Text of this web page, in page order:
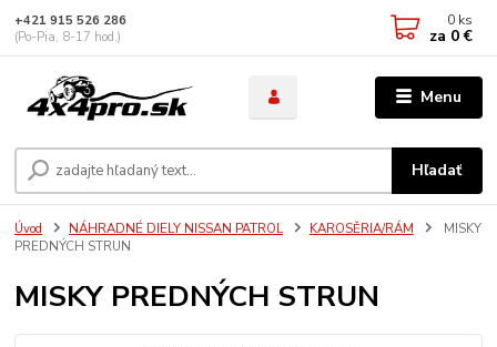
Menu
Hľadať
+421 915 526 286
(Po-Pia, 8-17 hod.)
0 ks
za 0 €
Úvod NÁHRADNÉ DIELY NISSAN PATROL KAROSĚRIA/RÁM
MISKY
PREDNÝCH STRUN
MISKY PREDNÝCH STRUN